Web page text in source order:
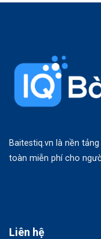
Baitestiq.vn là nền
toàn miễn phí cho
Liên hệ